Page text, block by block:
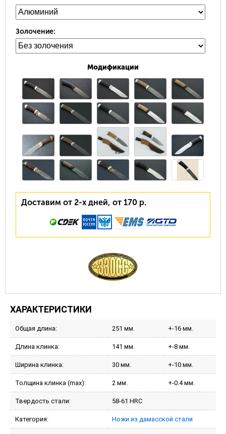
Золочение:
Модификации
Доставим от 2-х дней, от 170 р.
ХАРАКТЕРИСТИКИ
Общая длина: 251 мм. +-16 мм.
Длина клинка: 141 мм. +-8 мм.
Ширина клинка: 30 мм. +-10 мм.
Толщина клинка (max): 2 мм. +-0.4 мм.
Твердость стали: 58-61 HRC
Категория: Ножи из дамасской стали